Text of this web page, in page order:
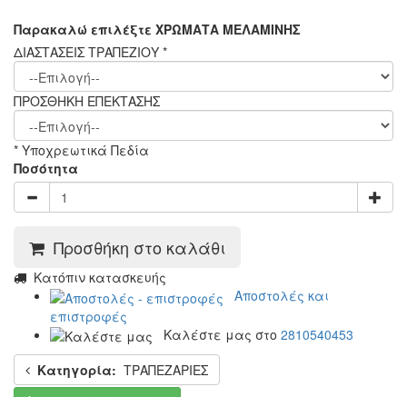
Παρακαλώ επιλέξτε ΧΡΩΜΑΤΑ ΜΕΛΑΜΙΝΗΣ
ΔΙΑΣΤΑΣΕΙΣ ΤΡΑΠΕΖΙΟΥ *
ΠΡΟΣΘΗΚΗ ΕΠΕΚΤΑΣΗΣ
* Υποχρεωτικά Πεδία
Ποσότητα
Προσθήκη στο καλάθι
Κατόπιν κατασκευής
Αποστολές και
επιστροφές
Καλέστε μας στο 2810540453
Κατηγορία: ΤΡΑΠΕΖΑΡΙΕΣ